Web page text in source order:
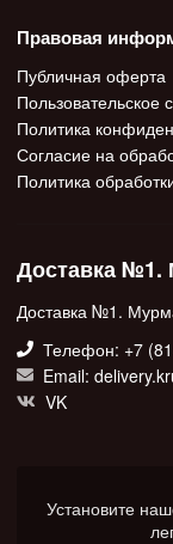
Правовая
Публичная оферта
Пользовательское
Политика
Согласие на
Политика
Доставка №1.
Доставка №1.
Телефон: +7
Email:
VK
Установите